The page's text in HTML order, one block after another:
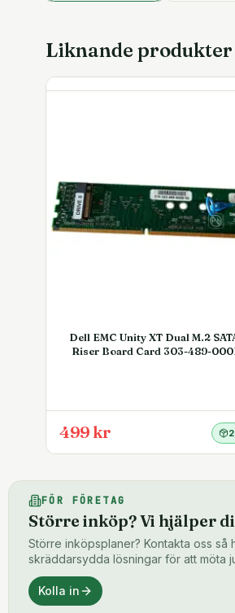
Liknande produkter
Dell EMC Unity XT Dual M.2
Riser Board Card 303-489-
499 kr
FÖR FÖRETAG
Större inköp? Vi hjälper
Större inköpsplaner? Kontakta oss så
skräddarsydda lösningar för att möta
Kolla in